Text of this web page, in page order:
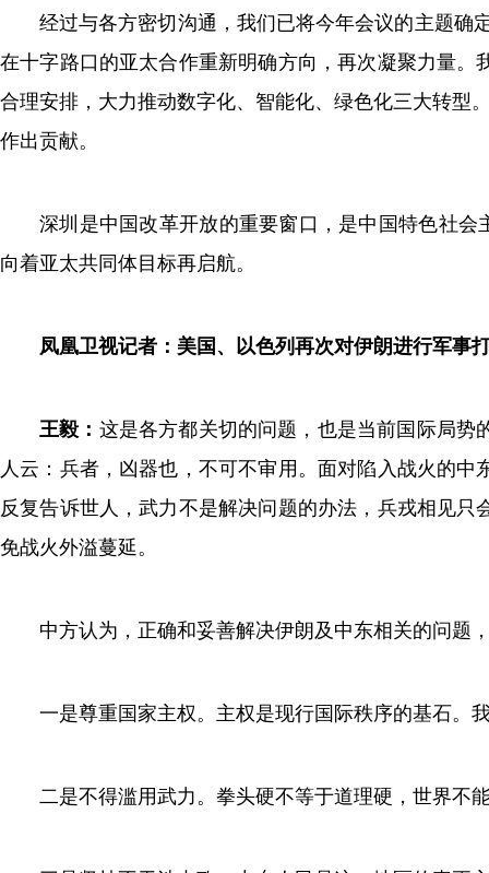
经过与各方密切沟通，我们已将今年会议的主题确
在十字路口的亚太合作重新明确方向，再次凝聚力量
合理安排，大力推动数字化、智能化、绿色化三大转型
作出贡献。
深圳是中国改革开放的重要窗口，是中国特色社
向着亚太共同体目标再启航。
凤凰卫视记者：美国、以色列再次对伊朗进行军事
王毅： 这是各方都关切的问题，也是当前国际局
人云：兵者，凶器也，不可不审用。面对陷入战火的
反复告诉世人，武力不是解决问题的办法，兵戎相见
免战火外溢蔓延。
中方认为，正确和妥善解决伊朗及中东相关的问题
一是尊重国家主权。主权是现行国际秩序的基石。
二是不得滥用武力。拳头硬不等于道理硬，世界不